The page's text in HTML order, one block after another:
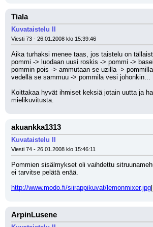
Tiala
Kuvataistelu II
Viesti 73 - 26.01.2008 klo 15:39:46
Aika turhaksi menee taas, jos taistelu on
pommi -> luodaan uusi roskis -> pommi ->
pommin pois -> ammutaan se uzilla ->
vedellä se sammuu -> pommila vesi johonkin...
Koittakaa hyvät ihmiset keksiä jotain uutta ja
mielikuvitusta.
akuankka1313
Kuvataistelu II
Viesti 74 - 26.01.2008 klo 15:46:11
Pommien sisälmykset oli vaihdettu
ei tarvitse pelätä enää.
http://www.modo.fi/siirappikuvat/lemonmixer.jpg
ArpinLusene